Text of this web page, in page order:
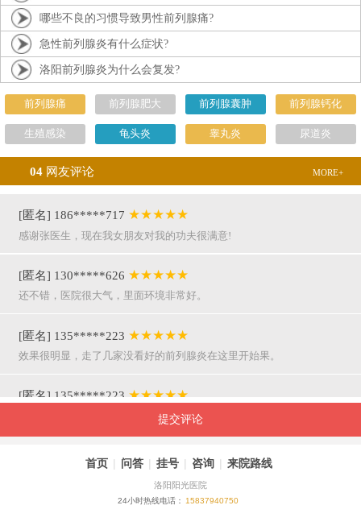
哪些不良的习惯导致男性前列腺痛?
急性前列腺炎有什么症状?
洛阳前列腺炎为什么会复发?
前列腺痛 前列腺肥大 前列腺囊肿 前列腺钙化
生殖感染 龟头炎 睾丸炎 尿道炎
04 网友评论 MORE+
[匿名] 186*****717 ★★★★★
感谢张医生，现在我女朋友对我的功夫很满意!
[匿名] 130*****626 ★★★★★
还不错，医院很大气，里面环境非常好。
[匿名] 135*****223 ★★★★★
效果很明显，走了几家没看好的前列腺炎在这里开始果。
[匿名] 135*****223 ★★★★★
呵呵，就是屌，你们医院护士穿着挺漂亮的。
[匿名] 155*****941★★★★★
提交评论
首页 | 问答 | 挂号 | 咨询 | 来院路线
洛阳阳光医院
24小时热线电话： 15837940750